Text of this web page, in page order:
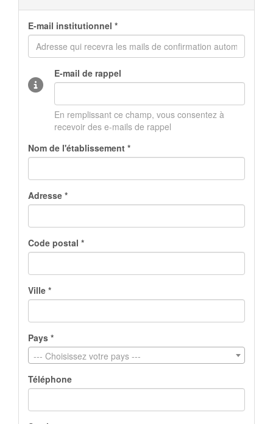
E-mail institutionnel *
E-mail de rappel
En remplissant ce champ, vous consentez à
recevoir des e-mails de rappel
Nom de l'établissement *
Adresse *
Code postal *
Ville *
Pays *
--- Choisissez votre pays ---
Téléphone